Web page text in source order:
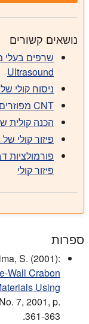
נושאים קשורים
Ultrasound
ניסוח קולי
CNT מפוזרים באופן אחיד על ידי אולטרה-סוניקציה
הכנה קולית
פיזור קולי
פורמולציות
פיזור קולי
ספרות
S. (2001):
Wall Crabon
Using
7, 2001, p.
361-363.